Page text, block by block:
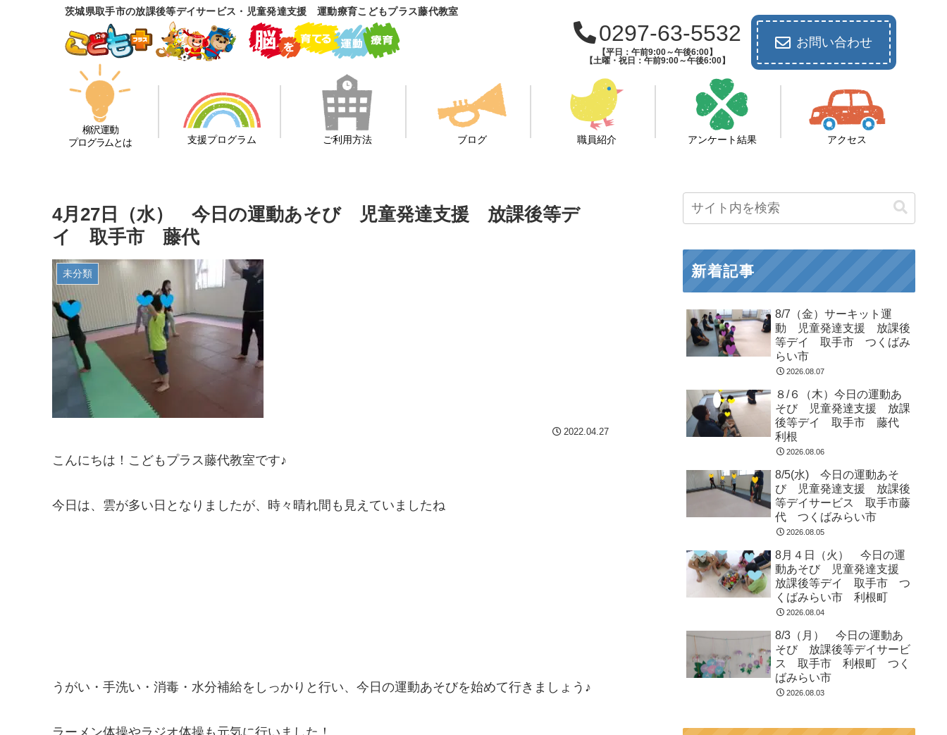
茨城県取手市の放課後等デイサービス・児童発達支援 運動療育こどもプラス藤代教室
0297-63-5532
【平日：午前9:00～午後6:00】
【土曜・祝日：午前9:00～午後6:00】
お問い合わせ
柳沢運動
プログラムとは
支援プログラム ご利用方法 ブログ 職員紹介 アンケート結果 アクセス
4月27日（水） 今日の運動あそび 児童発達支援 放課後等デ
イ 取手市 藤代
未分類
2022.04.27
こんにちは！こどもプラス藤代教室です♪
今日は、雲が多い日となりましたが、時々晴れ間も見えていましたね
うがい・手洗い・消毒・水分補給をしっかりと行い、今日の運動あそびを始めて行きましょう♪
ラーメン体操やラジオ体操も元気に行いました！
新着記事
8/7（金）サーキット運
動 児童発達支援 放課後
等デイ 取手市 つくばみ
らい市
2026.08.07
８/６（木）今日の運動あ
そび 児童発達支援 放課
後等デイ 取手市 藤代
利根
2026.08.06
8/5(水) 今日の運動あそ
び 児童発達支援 放課後
等デイサービス 取手市藤
代 つくばみらい市
2026.08.05
8月４日（火） 今日の運
動あそび 児童発達支援
放課後等デイ 取手市 つ
くばみらい市 利根町
2026.08.04
8/3（月） 今日の運動あ
そび 放課後等デイサービ
ス 取手市 利根町 つく
ばみらい市
2026.08.03